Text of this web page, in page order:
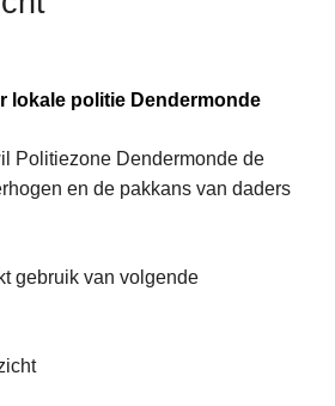
lokale politie Dendermonde
Politiezone Dendermonde de
en de pakkans van daders
gebruik van volgende